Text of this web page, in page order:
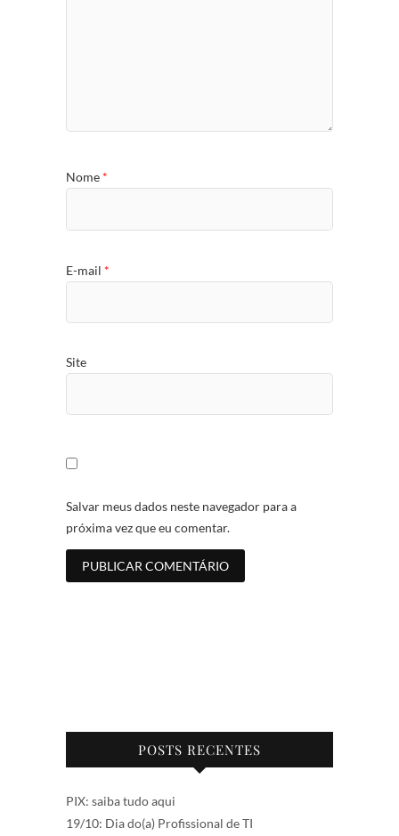
Nome *
E-mail *
Site
Salvar meus dados neste navegador para a
próxima vez que eu comentar.
POSTS RECENTES
PIX: saiba tudo aqui
19/10: Dia do(a) Profissional de TI